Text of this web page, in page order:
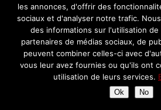
les annonces, d'offrir des
sociaux et d'analyser notre trafic.
des informations sur l'utilisation
partenaires de médias sociaux, de
peuvent combiner celles-ci avec
vous leur avez fournies ou qu'ils ont
utilisation de leurs services.
Ok No